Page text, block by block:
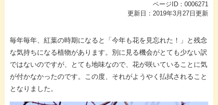
ページID：0006271
更新日：2019年3月27日更新
毎年毎年、紅葉の時期になると「今年も花を見忘れた！」と残念
な気持ちになる植物があります。別に見る機会がとても少ない訳
ではないのですが、とても地味なので、花が咲いていることに気
が付かなかったのです。この度、それがようやく払拭されること
となりました。